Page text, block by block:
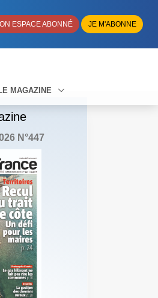
ESPACE ABONNÉ JE M'ABONNE
MAGAZINE
N°447